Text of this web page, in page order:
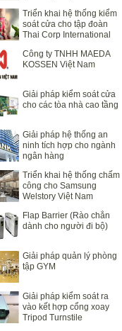
Triển khai hệ thống kiểm
soát cửa cho tập đoàn
Thai Corp International
Công ty TNHH MAEDA
KOSSEN Việt Nam
Giải pháp kiểm soát cửa
cho các tòa nhà cao tầng
Giải pháp hệ thống an
ninh tích hợp cho ngành
ngân hàng
Triển khai hệ thống chấm
công cho Samsung
Welstory Việt Nam
Flap Barrier (Rào chắn
dành cho người đi bộ)
Giải pháp quản lý phòng
tập GYM
Giải pháp kiểm soát ra
vào kết hợp cổng xoay
Tripod Turnstile